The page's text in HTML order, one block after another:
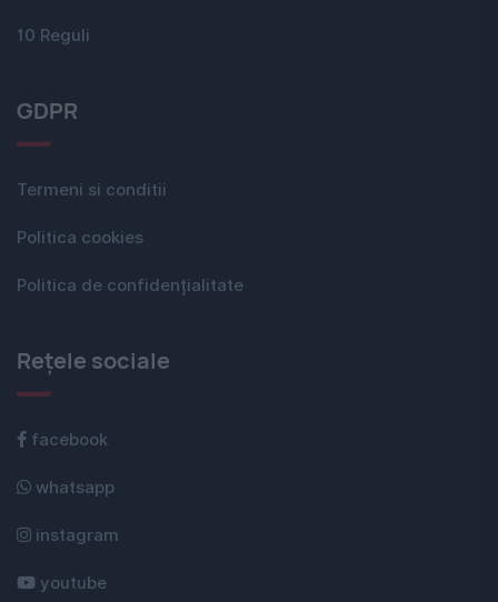
10 Reguli
GDPR
Termeni si conditii
Politica cookies
Politica de confidențialitate
Rețele sociale
facebook
whatsapp
instagram
youtube